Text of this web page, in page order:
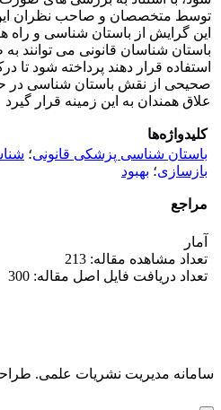
توسط متخصصان و صاحب نظران
این گرایش از باستان شناسی و راه
باستان شناسان قانونی می توانند
استفاده قرار دهند پرداخته شود تا
صحیحی از نقش باستان شناسی در
علاق همندان به این زمینه قرار گیرد
کلیدواژه‌ها
باستان شناسی پزشکی قانونی؛
بازسازی؛ بهبود
مراجع
آمار
تعداد مشاهده مقاله: 213
تعداد دریافت فایل اصل مقاله: 300
سامانه مدیریت نشریات علمی.